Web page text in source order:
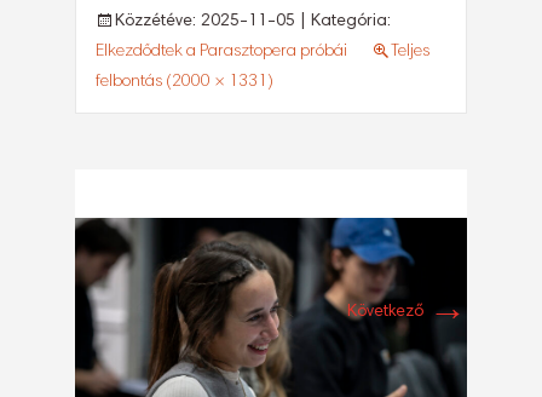
Közzétéve: 2025-11-05 | Kategória:
Elkezdődtek a Parasztopera próbái
Teljes
felbontás (2000 × 1331)
Következő →